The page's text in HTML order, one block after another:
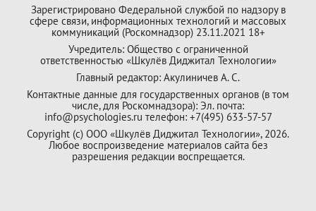
Зарегистрировано Федеральной службой по надзору в
сфере связи, информационных технологий и массовых
коммуникаций (Роскомнадзор) 23.11.2021 18+
Учредитель: Общество с ограниченной
ответственностью «Шкулёв Диджитал Технологии»
Главный редактор: Акулиничев А. С.
Контактные данные для государственных органов (в том
числе, для Роскомнадзора): Эл. почта:
info@psychologies.ru телефон: +7(495) 633-57-57
Copyright (с) ООО «Шкулёв Диджитал Технологии», 2026.
Любое воспроизведение материалов сайта без
разрешения редакции воспрещается.